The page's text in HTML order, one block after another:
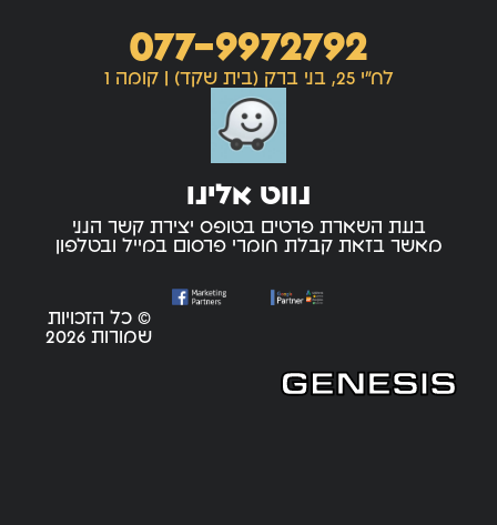
077-9972792
לח"י 25, בני ברק (בית שקד) | קומה 1
נווט אלינו
בעת השארת פרטים בטופס יצירת קשר הנני
מאשר בזאת קבלת חומרי פרסום במייל ובטלפון
© כל הזכויות
שמורות 2026